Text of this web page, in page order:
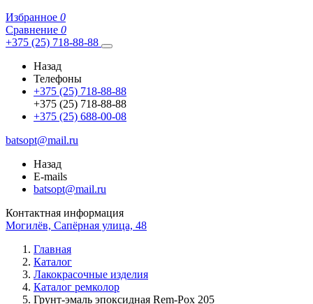
Избранное 0
Сравнение 0
+375 (25) 718-88-88
Назад
Телефоны
+375 (25) 718-88-88
+375 (25) 718-88-88
+375 (25) 688-00-08
batsopt@mail.ru
Назад
E-mails
batsopt@mail.ru
Контактная информация
Могилёв, Сапёрная улица, 48
Главная
Каталог
Лакокрасочные изделия
Каталог ремколор
Грунт-эмаль эпоксидная Rem-Pox 205